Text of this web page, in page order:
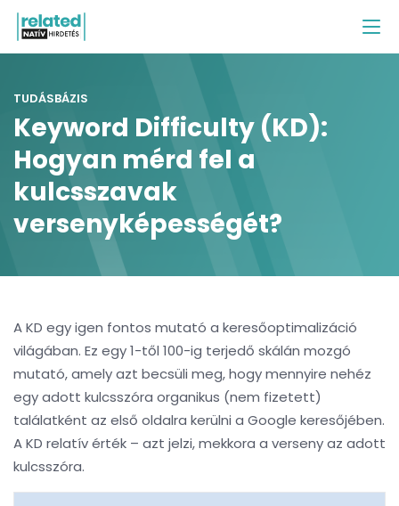
TUDÁSBÁZIS
Keyword Difficulty (KD):
Hogyan mérd fel a
kulcsszavak
versenyképességét?
A KD egy igen fontos mutató a keresőoptimalizáció
világában. Ez egy 1-től 100-ig terjedő skálán mozgó
mutató, amely azt becsüli meg, hogy mennyire nehéz
egy adott kulcsszóra organikus (nem fizetett)
találatként az első oldalra kerülni a Google keresőjében.
A KD relatív érték – azt jelzi, mekkora a verseny az adott
kulcsszóra.